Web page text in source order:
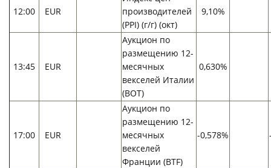
12:00 EUR
производителей
(PPI) (г/г) (окт)
9,10%
13:45 EUR
Аукцион по
размещению 12-
месячных
векселей Италии
(BOT)
0,630%
17:00 EUR
Аукцион по
размещению 12-
месячных
векселей
Франции (BTF)
-0,578%